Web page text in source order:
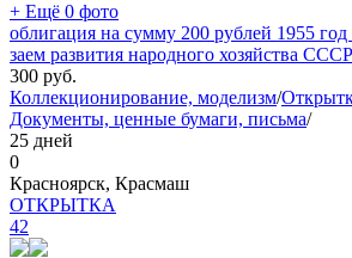
+ Ещё 0 фото
облигация на сумму 200 рублей 1955
заем развития народного хозяйства
300 руб.
Коллекционирование, моделизм/
Документы, ценные бумаги, письма/
25 дней
0
Красноярск, Красмаш
ОТКРЫТКА
42